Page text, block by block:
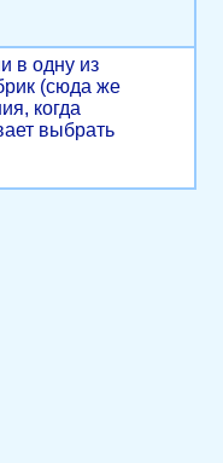
в одну из
(сюда же
когда
выбрать